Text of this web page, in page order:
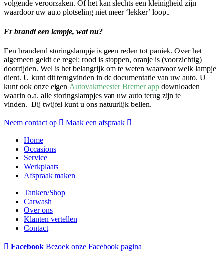
volgende veroorzaken. Of het kan slechts een kleinigheid zijn
waardoor uw auto plotseling niet meer ‘lekker’ loopt.
Er brandt een lampje, wat nu?
Een brandend storingslampje is geen reden tot paniek. Over het
algemeen geldt de regel: rood is stoppen, oranje is (voorzichtig)
doorrijden. Wel is het belangrijk om te weten waarvoor welk lampje
dient. U kunt dit terugvinden in de documentatie van uw auto. U
kunt ook onze eigen Autovakmeester Bremer app downloaden
waarin o.a. alle storingslampjes van uw auto terug zijn te
vinden. Bij twijfel kunt u ons natuurlijk bellen.
Neem contact op Maak een afspraak
Home
Occasions
Service
Werkplaats
Afspraak maken
Tanken/Shop
Carwash
Over ons
Klanten vertellen
Contact
Facebook Bezoek onze Facebook pagina